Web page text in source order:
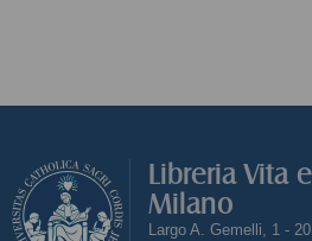
Libreria Vita
Milano
Largo A. Gemelli, 1 -